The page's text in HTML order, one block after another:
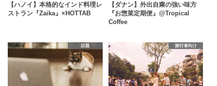
【ハノイ】本格的なインド料理レ
ストラン『Zaika』×HOTTAB
【ダナン】外出自粛の強い味方
『お惣菜定期便』@Tropical
Coffee
話題 旅行者向け